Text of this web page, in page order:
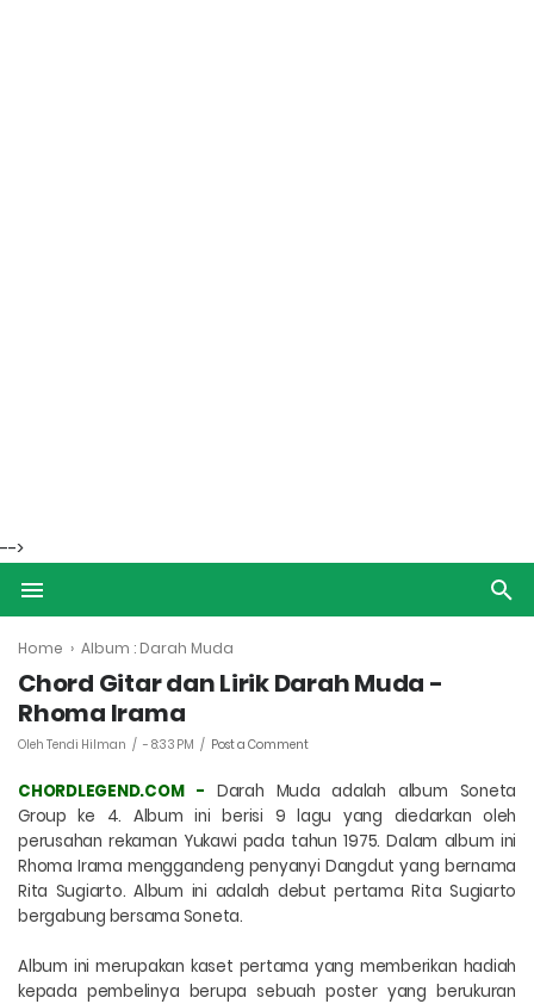
-->
Home › Album : Darah Muda
Chord Gitar dan Lirik Darah Muda -
Rhoma Irama
Oleh Tendi Hilman - 8:33 PM Post a Comment
CHORDLEGEND.COM - Darah Muda adalah album Soneta
Group ke 4. Album ini berisi 9 lagu yang diedarkan oleh
perusahan rekaman Yukawi pada tahun 1975. Dalam album ini
Rhoma Irama menggandeng penyanyi Dangdut yang bernama
Rita Sugiarto. Album ini adalah debut pertama Rita Sugiarto
bergabung bersama Soneta.
Album ini merupakan kaset pertama yang memberikan hadiah
kepada pembelinya berupa sebuah poster yang berukuran